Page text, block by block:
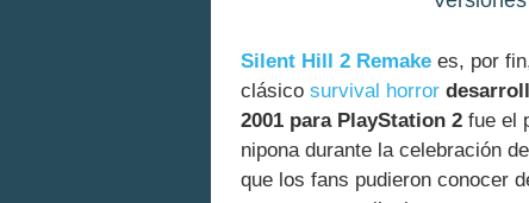
Silent Hill 2 Remake es, por
clásico survival horror
2001 para PlayStation 2 fue el
nipona durante la celebración de
que los fans pudieron conocer